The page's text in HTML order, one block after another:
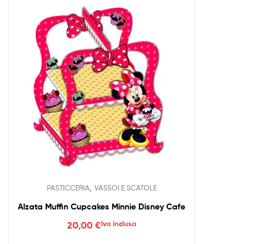
PASTICCERIA VASSOI E SCATOLE
Alzata Muffin Cupcakes Minnie Disney Cafe
20,00 €Iva inclusa